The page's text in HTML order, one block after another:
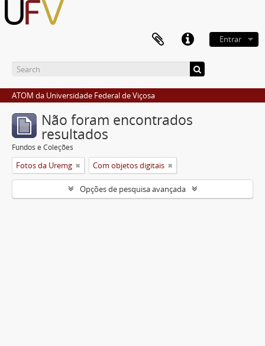
Entrar
ATOM da Universidade Federal de Viçosa
Não foram encontrados
resultados
Fundos e Coleções
Fotos da Uremg Com objetos digitais
Opções de pesquisa avançada